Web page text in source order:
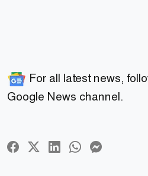
For all latest news,
Google News channel.